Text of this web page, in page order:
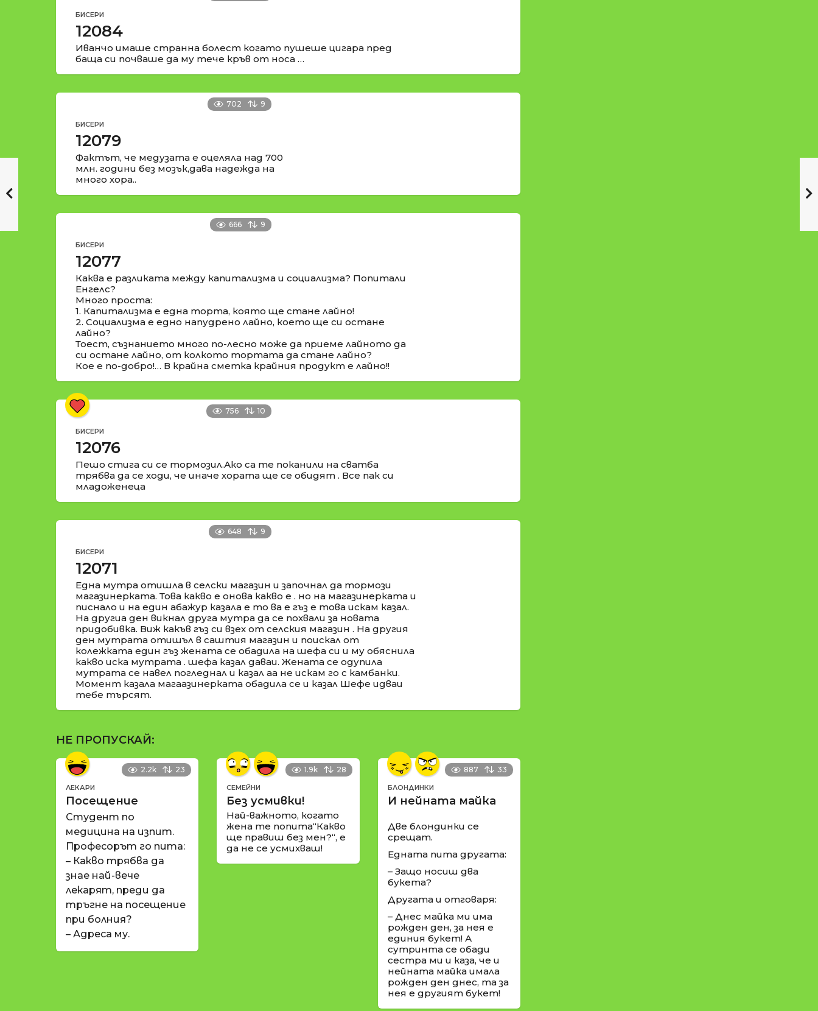
БИСЕРИ
12084
Иванчо имаше странна болест когато пушеше цигара пред
баща си почваше да му тече кръв от носа …
702 9
БИСЕРИ
12079
Фактът, че медузата е оцеляла над 700
млн. години без мозък,дава надежда на
много хора..
666 9
БИСЕРИ
12077
Каква е разликата между капитализма и социализма? Попитали
Енгелс?
Много проста:
1. Капитализма е една торта, която ще стане лайно!
2. Социализма е едно напудрено лайно, което ще си остане
лайно?
Тоест, съзнанието много по-лесно може да приеме лайното да
си остане лайно, от колкото тортата да стане лайно?
Кое е по-добро!… В крайна сметка крайния продукт е лайно!!
756 10
БИСЕРИ
12076
Пешо стига си се тормозил.Ако са те поканили на сватба
трябва да се ходи, че иначе хората ще се обидят . Все пак си
младоженеца
648 9
БИСЕРИ
12071
Една мутра отишла в селски магазин и започнал да тормози
магазинерката. Това какво е онова какво е . но на магазинерката и
писнало и на един абажур казала е то ва е гъз е това искам казал.
На другиа ден викнал друга мутра да се похвали за новата
придобивка. Виж какъв гъз си взех от селския магазин . На другия
ден мутрата отишъл в саштия магазин и поискал от
колежката един гъз жената се обадила на шефа си и му обяснила
какво иска мутрата . шефа казал даваи. Жената се одупила
мутрата се навел погледнал и казал аа не искам го с камбанки.
Момент казала магаазинерката обадила се и казал Шефе идваи
тебе търсят.
НЕ ПРОПУСКАЙ:
2.2k 23
ЛЕКАРИ
Посещение
Студент по
медицина на изпит.
Професорът го пита:
– Какво трябва да
знае най-вече
лекарят, преди да
тръгне на посещение
при болния?
– Адреса му.
1.9k 28
СЕМЕЙНИ
Без усмивки!
Най-важното, когато
жена те попита“Какво
ще правиш без мен?“, е
да не се усмихваш!
887 33
БЛОНДИНКИ
И нейната майка
Две блондинки се
срещат.
Едната пита другата:
– Защо носиш два
букета?
Другата и отговаря:
– Днес майка ми има
рожден ден, за нея е
единия букет! А
сутринта се обади
сестра ми и каза, че и
нейната майка имала
рожден ден днес, та за
нея е другият букет!